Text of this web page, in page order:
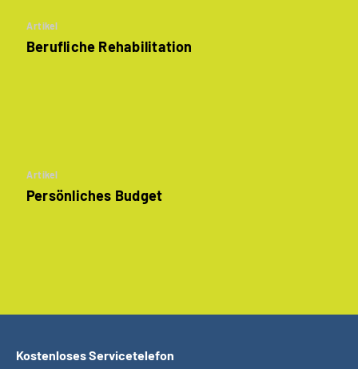
Artikel
Berufliche Rehabilitation
Artikel
Persönliches Budget
Kostenloses Servicetelefon